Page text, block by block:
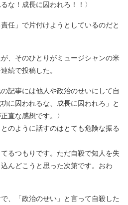
な！成長に囚われろ！！〉
任」で片付けようとしているのだと
、そのひとりがミュージシャンの米
続で投稿した。
記事には他人や政治のせいにして自
に囚われるな、成長に囚われろ」と
直な感想です。〉
のように話すのはとても危険な振る
るつもりです。ただ自殺で知人を失
んどこうと思った次第です。おわ
、「政治のせい」と言って自殺した